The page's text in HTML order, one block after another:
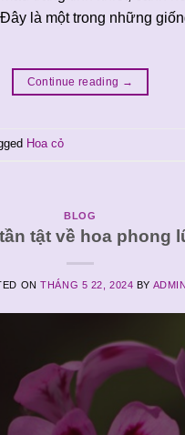
là một trong những
Continue reading →
Hoa cỏ
BLOG
tật về hoa phong
ONTHÁNG 5 22, 2024 BY ADMIN